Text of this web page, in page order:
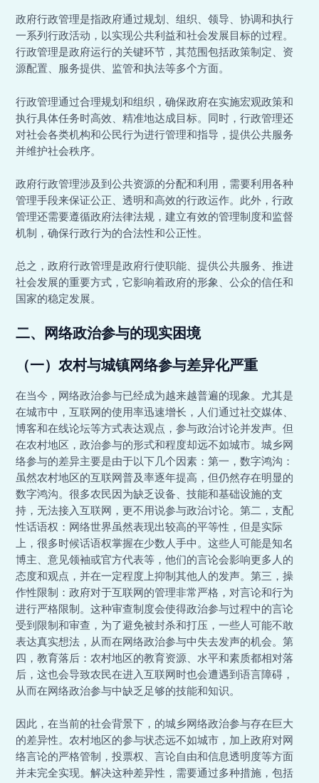
政府行政管理是指政府通过规划、组织、领导、协调和执行
一系列行政活动，以实现公共利益和社会发展目标的过程。
行政管理是政府运行的关键环节，其范围包括政策制定、资
源配置、服务提供、监管和执法等多个方面。
行政管理通过合理规划和组织，确保政府在实施宏观政策和
执行具体任务时高效、精准地达成目标。同时，行政管理还
对社会各类机构和公民行为进行管理和指导，提供公共服务
并维护社会秩序。
政府行政管理涉及到公共资源的分配和利用，需要利用各种
管理手段来保证公正、透明和高效的行政运作。此外，行政
管理还需要遵循政府法律法规，建立有效的管理制度和监督
机制，确保行政行为的合法性和公正性。
总之，政府行政管理是政府行使职能、提供公共服务、推进
社会发展的重要方式，它影响着政府的形象、公众的信任和
国家的稳定发展。
二、网络政治参与的现实困境
（一）农村与城镇网络参与差异化严重
在当今，网络政治参与已经成为越来越普遍的现象。尤其是
在城市中，互联网的使用率迅速增长，人们通过社交媒体、
博客和在线论坛等方式表达观点，参与政治讨论并发声。但
在农村地区，政治参与的形式和程度却远不如城市。城乡网
络参与的差异主要是由于以下几个因素：第一，数字鸿沟：
虽然农村地区的互联网普及率逐年提高，但仍然存在明显的
数字鸿沟。很多农民因为缺乏设备、技能和基础设施的支
持，无法接入互联网，更不用说参与政治讨论。第二，支配
性话语权：网络世界虽然表现出较高的平等性，但是实际
上，很多时候话语权掌握在少数人手中。这些人可能是知名
博主、意见领袖或官方代表等，他们的言论会影响更多人的
态度和观点，并在一定程度上抑制其他人的发声。第三，操
作性限制：政府对于互联网的管理非常严格，对言论和行为
进行严格限制。这种审查制度会使得政治参与过程中的言论
受到限制和审查，为了避免被封杀和打压，一些人可能不敢
表达真实想法，从而在网络政治参与中失去发声的机会。第
四，教育落后：农村地区的教育资源、水平和素质都相对落
后，这也会导致农民在进入互联网时也会遭遇到语言障碍，
从而在网络政治参与中缺乏足够的技能和知识。
因此，在当前的社会背景下，的城乡网络政治参与存在巨大
的差异性。农村地区的参与状态远不如城市，加上政府对网
络言论的严格管制，投票权、言论自由和信息透明度等方面
并未完全实现。解决这种差异性，需要通过多种措施，包括